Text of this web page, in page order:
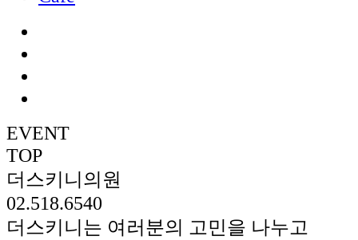
EVENT
TOP
더스키니의원
02.518.6540
더스키니는 여러분의 고민을 나누고